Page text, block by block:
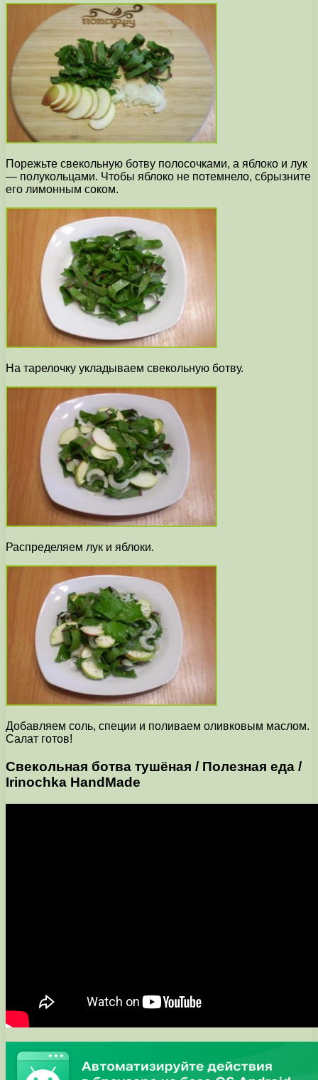
Порежьте свекольную ботву полосочками, а яблоко и лук
— полукольцами. Чтобы яблоко не потемнело, сбрызните
его лимонным соком.
На тарелочку укладываем свекольную ботву.
Распределяем лук и яблоки.
Добавляем соль, специи и поливаем оливковым маслом.
Салат готов!
Свекольная ботва тушёная / Полезная еда /
Irinochka HandMade